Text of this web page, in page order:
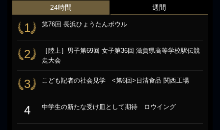
24時間
1 第76回 長浜ひょうたんボウル
2
［陸上］男子第69回 女子第36回 滋賀県高等学校駅伝競
走大会
3 こども記者の社会見学 <第6回>日清食品 関西工場
4 中学生の新たな受け皿として期待 ロウイング
週間